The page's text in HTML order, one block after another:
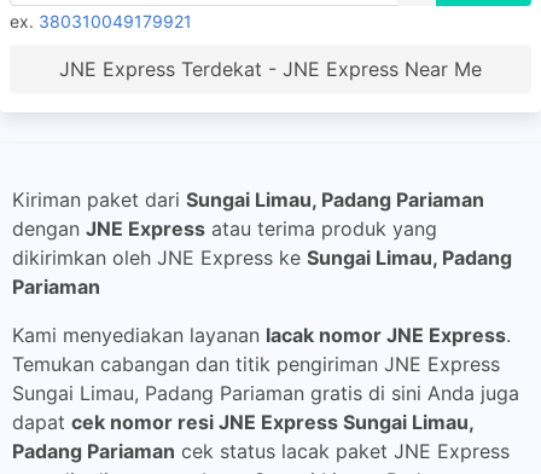
ex. 380310049179921
JNE Express Terdekat - JNE Express Near Me
Kiriman paket dari Sungai Limau, Padang Pariaman
dengan JNE Express atau terima produk yang
dikirimkan oleh JNE Express ke Sungai Limau, Padang
Pariaman
Kami menyediakan layanan lacak nomor JNE Express.
Temukan cabangan dan titik pengiriman JNE Express
Sungai Limau, Padang Pariaman gratis di sini Anda juga
dapat cek nomor resi JNE Express Sungai Limau,
Padang Pariaman cek status lacak paket JNE Express